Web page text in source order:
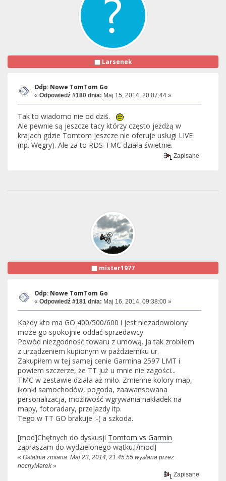
Larsenek
Odp: Nowe TomTom Go
« Odpowiedź #180 dnia: Maj 15, 2014, 20:07:44 »
Tak to wiadomo nie od dziś.
Ale pewnie są jeszcze tacy którzy często jeżdżą w
krajach gdzie Tomtom jeszcze nie oferuje usługi LIVE
(np. Węgry). Ale za to RDS-TMC działa świetnie.
Zapisane
mister1977
Odp: Nowe TomTom Go
« Odpowiedź #181 dnia: Maj 16, 2014, 09:38:00 »
Każdy kto ma GO 400/500/600 i jest niezadowolony
może go spokojnie oddać sprzedawcy.
Powód niezgodność towaru z umową. Ja tak zrobiłem
z urządzeniem kupionym w październiku ur.
Zakupiłem w tej samej cenie Garmina 2597 LMT i
powiem szczerze, że TT już u mnie nie zagości...
TMC w zestawie działa aż miło. Zmienne kolory map,
ikonki samochodów, pogoda, zaawansowana
personalizacja, możliwość wgrywania nakładek na
mapy, fotoradary, przejazdy itp.
Tego w TT GO brakuje :-( a szkoda.
[mod]Chętnych do dyskusji Tomtom vs Garmin
zapraszam do wydzielonego wątku.[/mod]
« Ostatnia zmiana: Maj 23, 2014, 21:45:55 wysłana przez
nocnyMarek »
Zapisane